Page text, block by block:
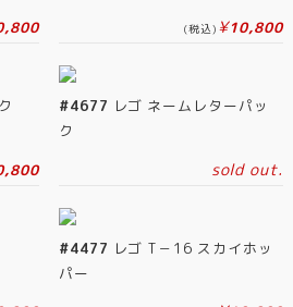
(税込) ¥10,800
#4677 レゴ ネームレターパッ
ク
sold out.
#4477 レゴ T－16 スカイホッ
パー